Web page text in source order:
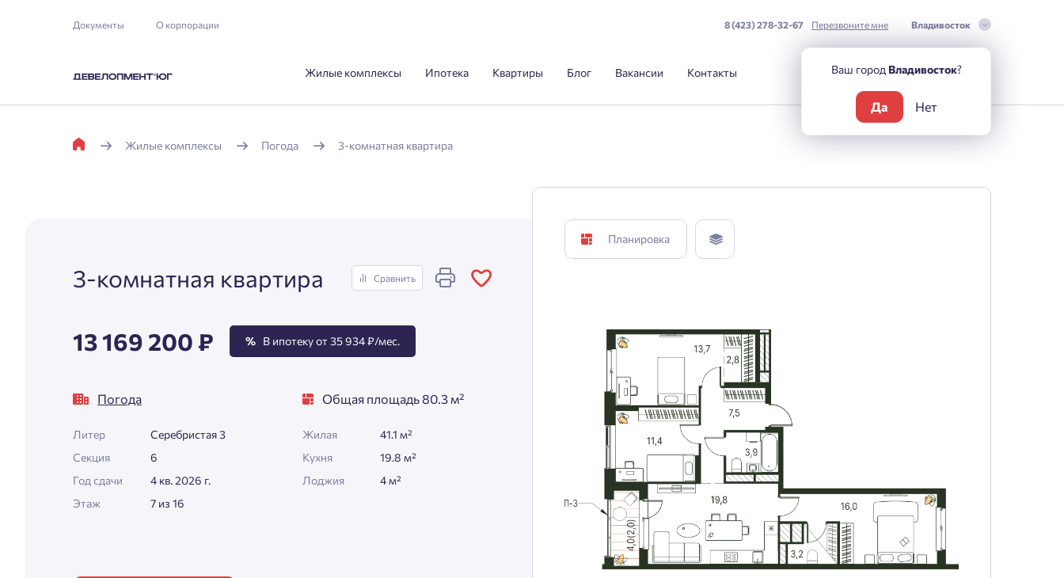
Документы О корпорации 8 (423) 278-32-67 Перезвоните мне Владивосток
Жилые комплексы Ипотека Квартиры Блог Вакансии Контакты
Жилые комплексы Погода 3-комнатная квартира
3-комнатная квартира Сравнить
13 169 200 ₽ % В ипотеку от 35 934 ₽/мес.
Погода
Литер
Серебристая 3
Секция
6
Год сдачи
4 кв. 2026 г.
Этаж
7 из 16
Общая площадь 80.3 м²
Жилая
41.1 м²
Кухня
19.8 м²
Лоджия
4 м²
Планировка
Ваш город Владивосток?
Да Нет